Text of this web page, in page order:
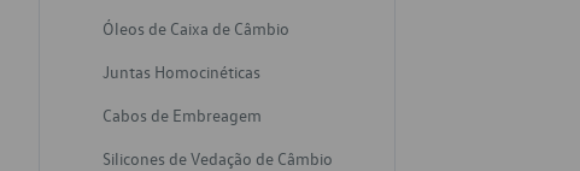
Óleos de Caixa de Câmbio
Juntas Homocinéticas
Cabos de Embreagem
Silicones de Vedação de Câmbio